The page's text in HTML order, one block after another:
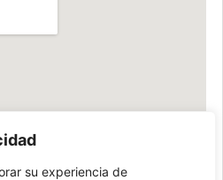
su experiencia de